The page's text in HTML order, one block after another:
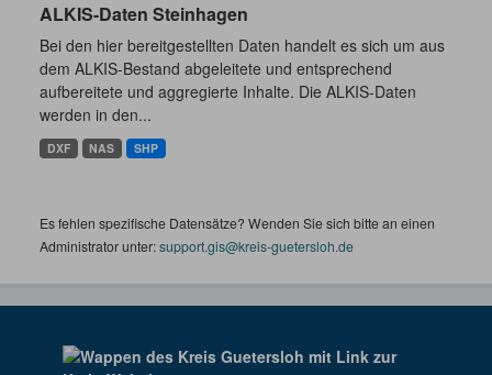
ALKIS-Daten Steinhagen
Bei den hier bereitgestellten Daten handelt es sich um aus
dem ALKIS-Bestand abgeleitete und entsprechend
aufbereitete und aggregierte Inhalte. Die ALKIS-Daten
werden in den...
DXF NAS SHP
Es fehlen spezifische Datensätze? Wenden Sie sich bitte an einen
Administrator unter:support.gis@kreis-guetersloh.de